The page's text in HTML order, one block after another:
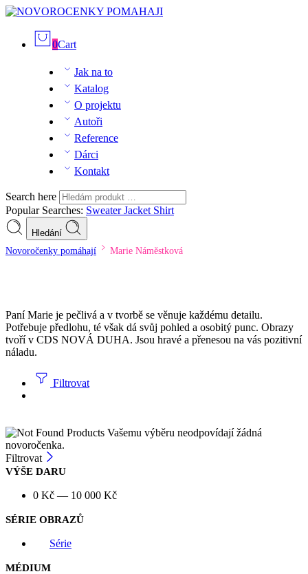
0Cart
Jak na to
Katalog
O projektu
Autoři
Reference
Dárci
Kontakt
Search here
Popular Searches: SweaterJacket Shirt
Hledání
Novoročenky pomáhají Marie Náměstková
Paní Marie je pečlivá a v tvorbě se věnuje každému detailu.
Potřebuje předlohu, té však dá svůj pohled a osobitý punc. Obrazy
tvoří v CDS NOVÁ DUHA. Jsou hravé a přenesou na vás pozitivní
náladu.
Filtrovat
Vašemu výběru neodpovídají žádná
novoročenka.
Filtrovat
VÝŠE DARU
0 Kč — 10 000 Kč
SÉRIE OBRAZŮ
Série
MÉDIUM